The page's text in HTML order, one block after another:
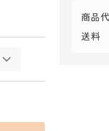
商品
送料